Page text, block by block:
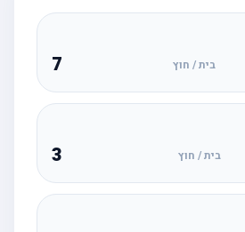
בית / חוץ
בית / חוץ